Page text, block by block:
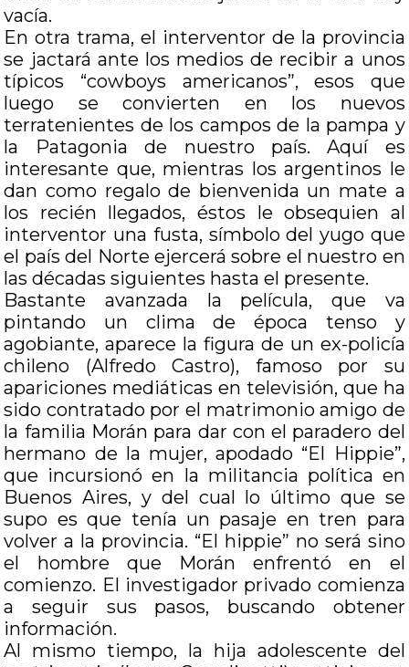
vacía.
En otra trama, el interventor de la provincia
se jactará ante los medios de recibir a unos
típicos “cowboys americanos”, esos que
luego se convierten en los nuevos
terratenientes de los campos de la pampa y
la Patagonia de nuestro país. Aquí es
interesante que, mientras los argentinos le
dan como regalo de bienvenida un mate a
los recién llegados, éstos le obsequien al
interventor una fusta, símbolo del yugo que
el país del Norte ejercerá sobre el nuestro en
las décadas siguientes hasta el presente.
Bastante avanzada la película, que va
pintando un clima de época tenso y
agobiante, aparece la figura de un ex-policía
chileno (Alfredo Castro), famoso por su
apariciones mediáticas en televisión, que ha
sido contratado por el matrimonio amigo de
la familia Morán para dar con el paradero del
hermano de la mujer, apodado “El Hippie”,
que incursionó en la militancia política en
Buenos Aires, y del cual lo último que se
supo es que tenía un pasaje en tren para
volver a la provincia. “El hippie” no será sino
el hombre que Morán enfrentó en el
comienzo. El investigador privado comienza
a seguir sus pasos, buscando obtener
información.
Al mismo tiempo, la hija adolescente del